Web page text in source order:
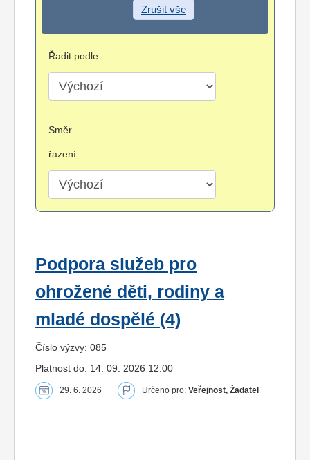
Zrušit vše
Řadit podle:
Směr
řazení:
Podpora služeb pro
ohrožené děti, rodiny a
mladé dospělé (4)
Číslo výzvy: 085
Platnost do: 14. 09. 2026 12:00
29. 6. 2026 Určeno pro: Veřejnost, Žadatel